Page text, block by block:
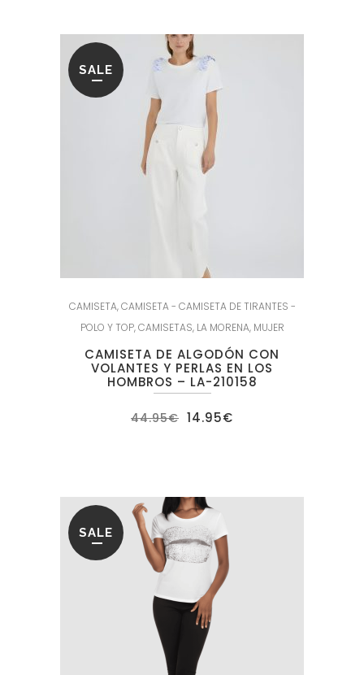
SALE
CAMISETA,CAMISETA - CAMISETA DE TIRANTES -
POLO Y TOP,CAMISETAS, LA MORENA, MUJER
CAMISETA DE ALGODÓN CON
VOLANTES Y PERLAS EN LOS
HOMBROS – LA-210158
44.95€ El
precio
14.95€
SALE